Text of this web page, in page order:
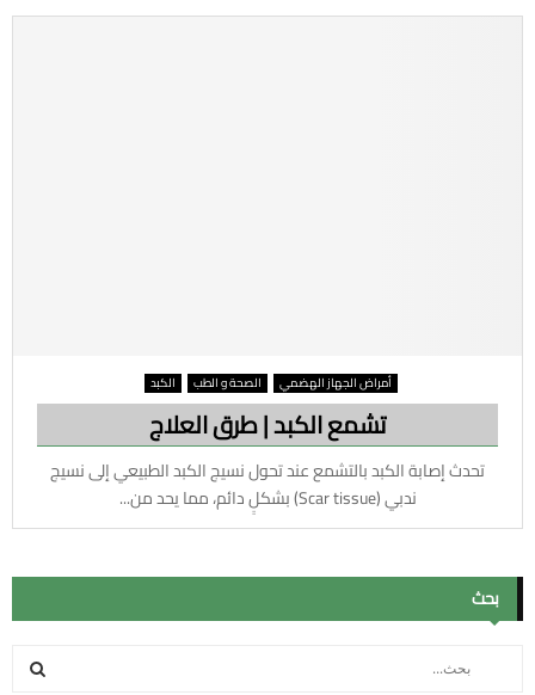
أمراض الجهاز الهضمي الصحة و الطب الكبد
تشمع الكبد | طرق العلاج
تحدث إصابة الكبد بالتشمع عند تحول نسيج الكبد الطبيعي إلى نسيج
ندبي (Scar tissue) بشكلٍ دائم، مما يحد من...
بحث